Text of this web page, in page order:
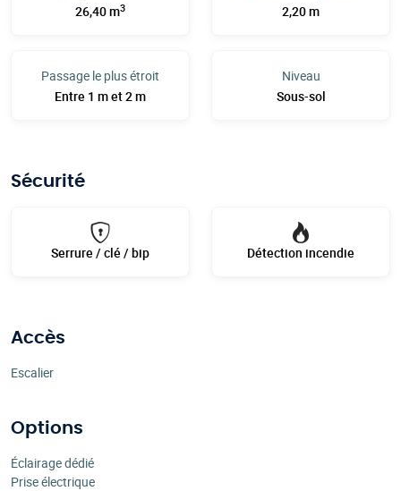
26,40 m3
2,20 m
Passage le plus étroit
Entre 1 m et 2 m
Niveau
Sous-sol
Sécurité
Serrure / clé / bip Détection incendie
Accès
Escalier
Options
Éclairage dédié
Prise électrique